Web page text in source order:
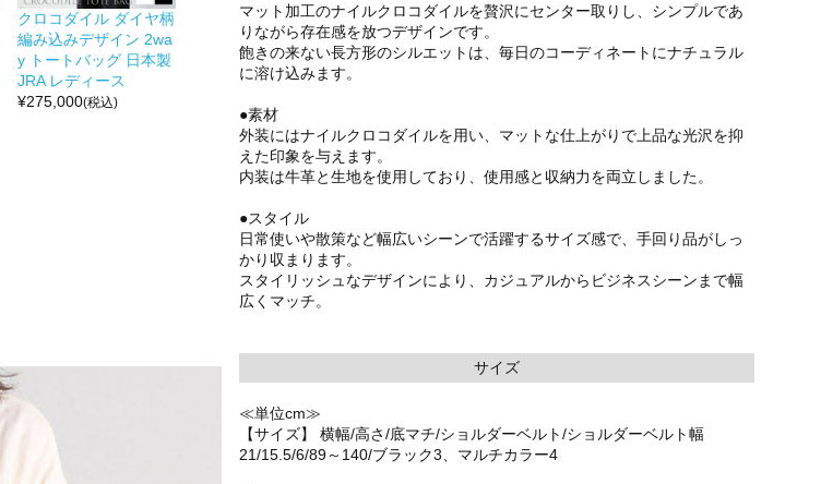
クロコダイル ダイヤ柄
編み込みデザイン 2wa
y トートバッグ 日本製
JRA レディース
¥275,000(税込)
マット加工のナイルクロコダイルを贅沢にセンター取りし、シンプルであ
りながら存在感を放つデザインです。
飽きの来ない長方形のシルエットは、毎日のコーディネートにナチュラル
に溶け込みます。
●素材
外装にはナイルクロコダイルを用い、マットな仕上がりで上品な光沢を抑
えた印象を与えます。
内装は牛革と生地を使用しており、使用感と収納力を両立しました。
●スタイル
日常使いや散策など幅広いシーンで活躍するサイズ感で、手回り品がしっ
かり収まります。
スタイリッシュなデザインにより、カジュアルからビジネスシーンまで幅
広くマッチ。
サイズ
≪単位cm≫
【サイズ】 横幅/高さ/底マチ/ショルダーベルト/ショルダーベルト幅
21/15.5/6/89～140/ブラック3、マルチカラー4